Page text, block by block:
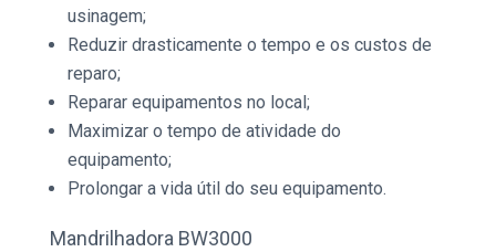
usinagem;
Reduzir drasticamente o tempo e os custos de
reparo;
Reparar equipamentos no local;
Maximizar o tempo de atividade do
equipamento;
Prolongar a vida útil do seu equipamento.
MandrilhadoraBW3000